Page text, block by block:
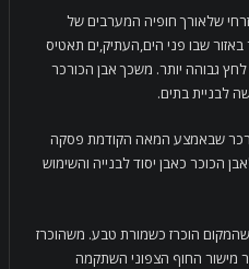
שלאורך חופיה המערבים של
שבו פני הים,העתיק,ים תאטיס
גבוהה יותר. משכך אבן הכורכר
בתים.
שבאמצע המאה הקודמת פסקה
כאבן יסוד לבנייה והשימוש
הוכרז כשמורת טבע. משהוכרז
החוף הצפוני השתקמה